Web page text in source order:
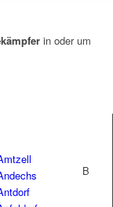
in oder um
B